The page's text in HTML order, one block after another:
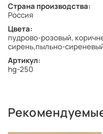
Страна производства:
Россия
Цвета:
пудрово-розовый,
сирень,пыльно-
Артикул:
hg-250